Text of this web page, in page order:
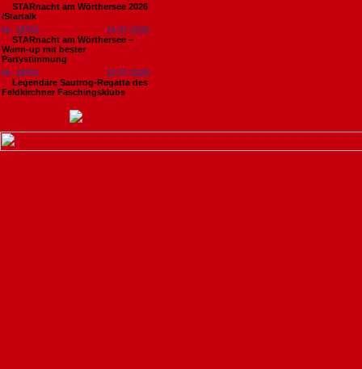
STARnacht am Wörthersee 2026
/Startalk
Nr. 18762
14.07.2026
STARnacht am Wörthersee –
Warm-up mit bester
Partystimmung
Nr. 18761
13.07.2026
Legendäre Sautrog-Regatta des
Feldkirchner Faschingsklubs